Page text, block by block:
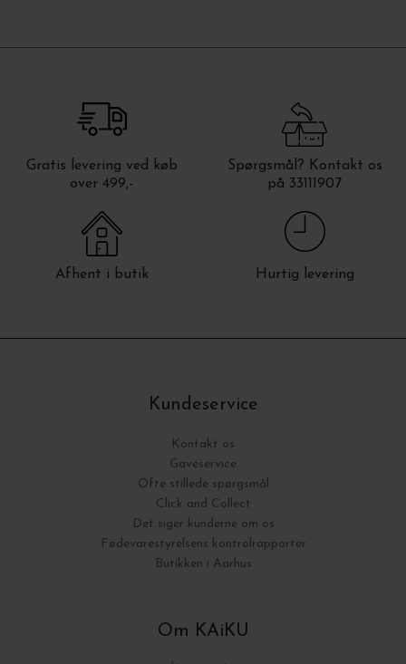
Gratis levering ved køb
over 499,-
Spørgsmål? Kontakt os
på 33111907
Afhent i butik Hurtig levering
Kundeservice
Kontakt os
Gaveservice
Ofte stillede spørgsmål
Click and Collect
Det siger kunderne om os
Fødevarestyrelsens kontrolrapporter
Butikken i Aarhus
Om KAiKU